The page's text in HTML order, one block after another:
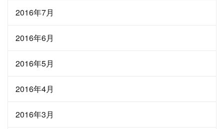
2016年7月
2016年6月
2016年5月
2016年4月
2016年3月